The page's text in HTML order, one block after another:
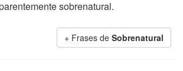
sobrenatural.
+ Frases de Sobrenatural